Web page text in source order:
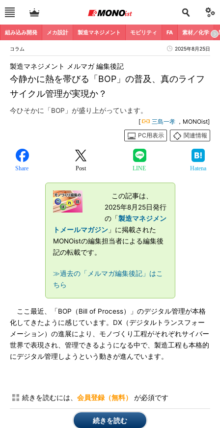
組み込み開発 メカ設計 製造マネジメント モビリティ FA 素材／化学
コラム 2025年8月25日
今静かに熱を帯びる「BOP」の普及、真のライフ
サイクル管理が実現か？
製造マネジメント メルマガ 編集後記
今ひそかに「BOP」が盛り上がっています。
[ 三島一孝 ，MONOist]
PC用表示
関連情報
Share Post LINE Hatena
この記事は、
2025年8月25日発行
の「製造マネジメン
トメールマガジン」に掲載された
MONOistの編集担当者による編集後
記の転載です。
≫過去の「メルマガ編集後記」はこ
ちら
ここ最近、「BOP（Bill of Process）」のデジタル管理が本格
化してきたように感じています。DX（デジタルトランスフォー
メーション）の進展により、モノづくり工程がそれぞれサイバー
世界で表現され、管理できるようになる中で、製造工程も本格的
にデジタル管理しようという動きが進んでいます。
続きを読むには、 会員登録（無料） が必須です
続きを読む